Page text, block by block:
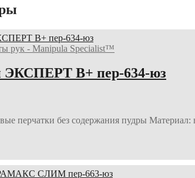
рук - Manipula Specialist™
ЭКСПЕРТ В+ пер-634-юз
перчатки без содержания пудры